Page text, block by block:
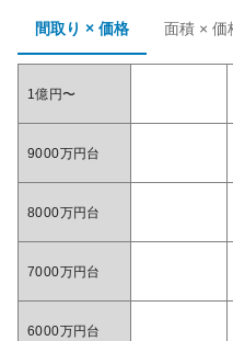
間取り × 価格 面積 × 価
1億円〜
9000万円台
8000万円台
7000万円台
6000万円台